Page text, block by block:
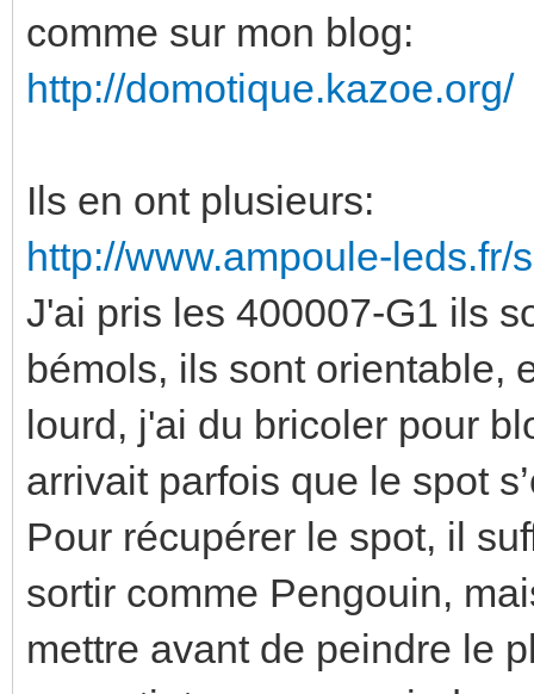
comme sur mon blog:
http://domotique.kazoe.org/
Ils en ont plusieurs:
http://www.ampoule-
J'ai pris les 400007-G1 ils
bémols, ils sont orientable,
lourd, j'ai du bricoler pour
arrivait parfois que le spot
Pour récupérer le spot, il
sortir comme Pengouin,
mettre avant de peindre le